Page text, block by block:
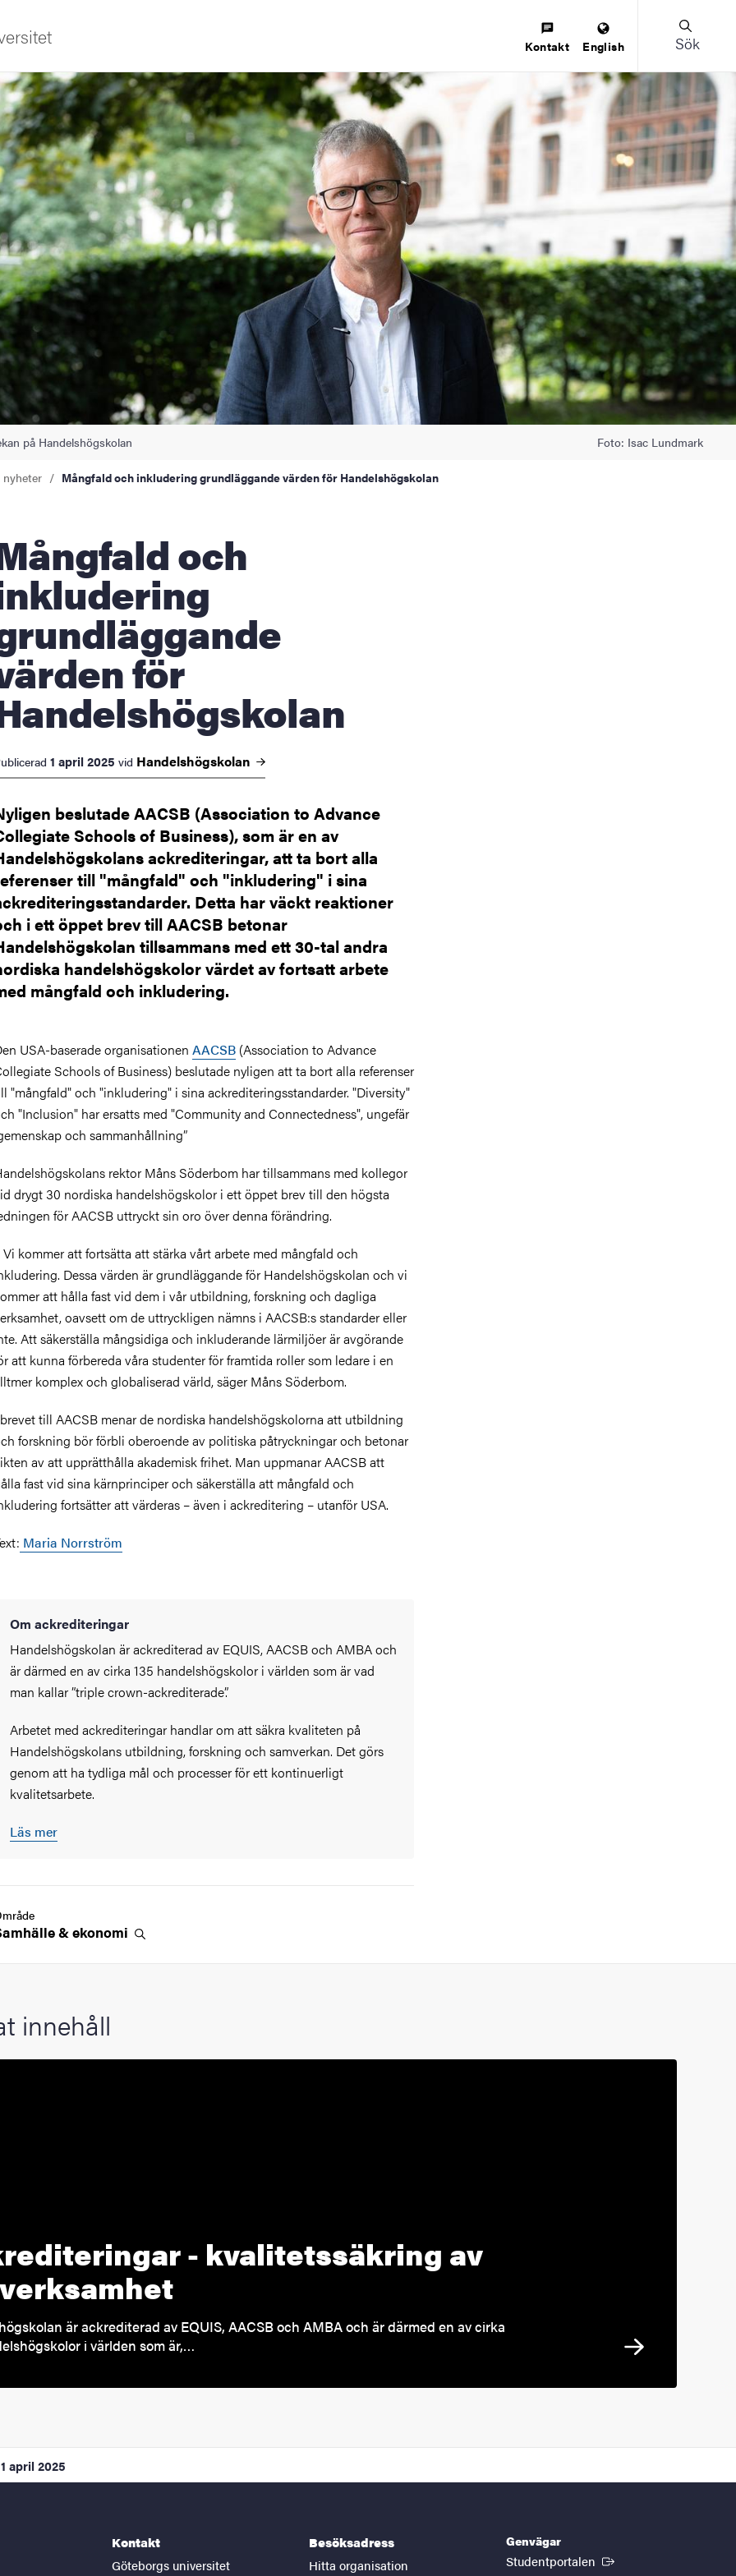
innovation
Kontakt English Sök
på Handelshögskolan Foto: Isac Lundmark
nyheter Mångfald och inkludering grundläggande värden för Handelshögskolan
och
för
1 april 2025 vid Handelshögskolan
beslutade AACSB (Association to Advance
Schools of Business), som är en av
ackrediteringar, att ta bort alla
till "mångfald" och "inkludering" i sina
Detta har väckt reaktioner
i ett öppet brev till AACSB betonar
tillsammans med ett 30-tal andra
handelshögskolor värdet av fortsatt arbete
mångfald och inkludering.
USA-baserade organisationen AACSB (Association to Advance
Schools of Business) beslutade nyligen att ta bort alla referenser
"mångfald" och "inkludering" i sina ackrediteringsstandarder. "Diversity"
"Inclusion" har ersatts med "Community and Connectedness", ungefär
och sammanhållning”
rektor Måns Söderbom har tillsammans med kollegor
drygt 30 nordiska handelshögskolor i ett öppet brev till den högsta
för AACSB uttryckt sin oro över denna förändring.
Vi kommer att fortsätta att stärka vårt arbete med mångfald och
Dessa värden är grundläggande för Handelshögskolan och vi
att hålla fast vid dem i vår utbildning, forskning och dagliga
oavsett om de uttryckligen nämns i AACSB:s standarder eller
Att säkerställa mångsidiga och inkluderande lärmiljöer är avgörande
att kunna förbereda våra studenter för framtida roller som ledare i en
komplex och globaliserad värld, säger Måns Söderbom.
till AACSB menar de nordiska handelshögskolorna att utbildning
forskning bör förbli oberoende av politiska påtryckningar och betonar
av att upprätthålla akademisk frihet. Man uppmanar AACSB att
fast vid sina kärnprinciper och säkerställa att mångfald och
fortsätter att värderas – även i ackreditering – utanför USA.
Maria Norrström
Om ackrediteringar
Handelshögskolan är ackrediterad av EQUIS, AACSB och AMBA och
är därmed en av cirka 135 handelshögskolor i världen som är vad
man kallar ”triple crown-ackrediterade”.
Arbetet med ackrediteringar handlar om att säkra kvaliteten på
Handelshögskolans utbildning, forskning och samverkan. Det görs
genom att ha tydliga mål och processer för ett kontinuerligt
kvalitetsarbete.
Läs mer
&ekonomi
innehåll
- kvalitetssäkring av
är ackrediterad av EQUIS, AACSB och AMBA och är därmed en av cirka
i världen som är,…
1 april 2025
Kontakt
Göteborgs universitet
Besöksadress
Hitta organisation
Genvägar
Studentportalen (Extern länk)